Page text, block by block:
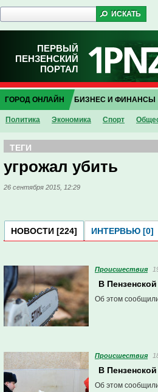
ПЕРВЫЙ
ПЕНЗЕНСКИЙ
ПОРТАЛ
ГОРОД ОНЛАЙН
Политика Экономика Спорт
БИЗНЕС И ФИНАНСЫ
ТЕГИ
угрожал убить
26 сентября 2015, 12:29
НОВОСТИ [224] ИНТЕРВЬЮ [0]
Проиcшествия
В
Об этом
Проиcшествия
В
Об этом